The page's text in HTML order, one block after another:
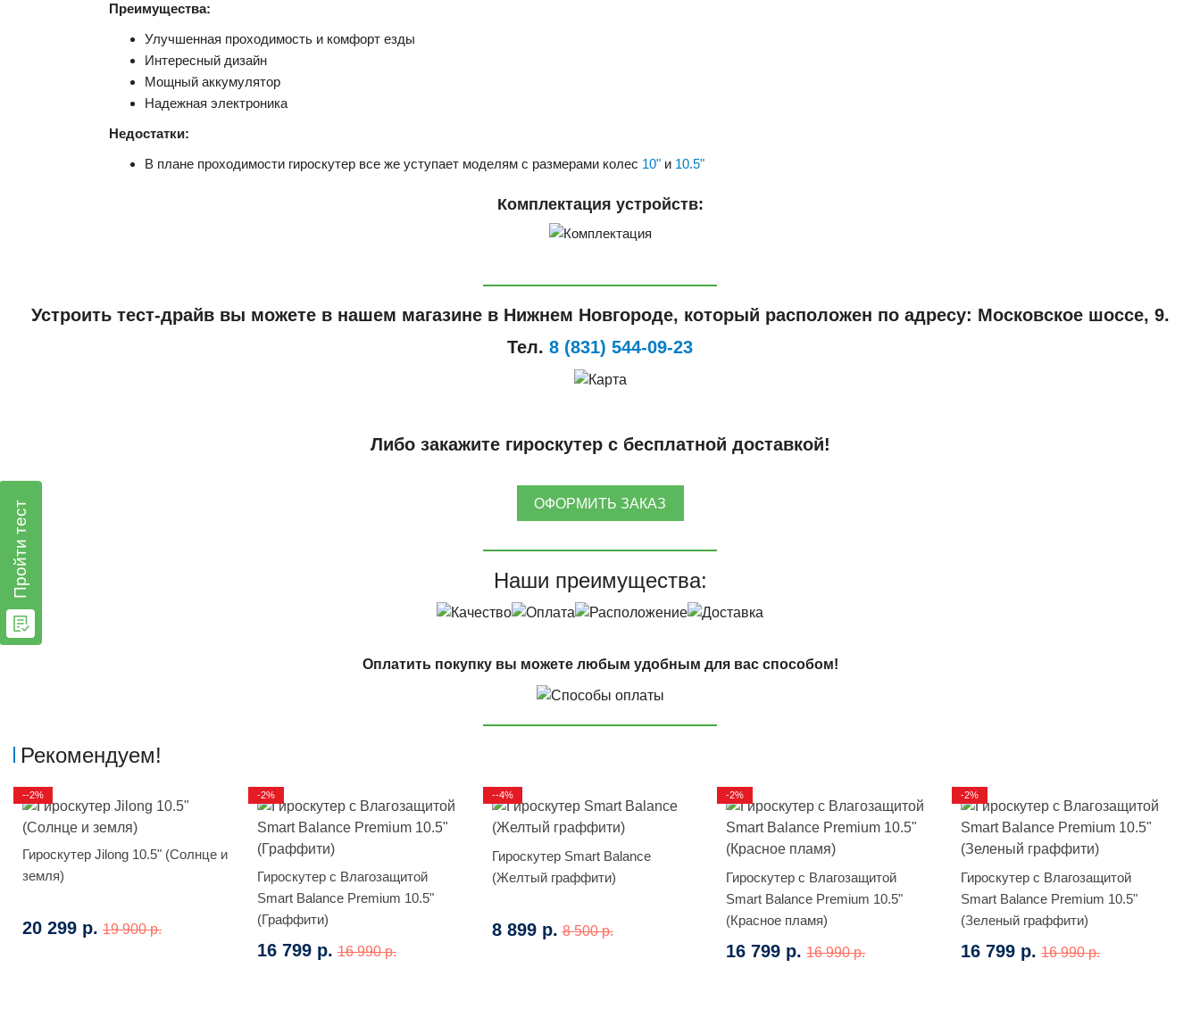
Преимущества:
Улучшенная проходимость и комфорт езды
Интересный дизайн
Мощный аккумулятор
Надежная электроника
Недостатки:
В плане проходимости гироскутер все же уступает моделям с размерами колес 10" и 10.5"
Комплектация устройств:
Устроить тест-драйв вы можете в нашем магазине в Нижнем Новгороде, который расположен по адресу: Московское шоссе, 9.
Тел. 8 (831) 544-09-23
Либо закажите гироскутер с бесплатной доставкой!
ОФОРМИТЬ ЗАКАЗ
Наши преимущества:
Оплатить покупку вы можете любым удобным для вас способом!
Рекомендуем!
Гироскутер Jilong 10.5" (Солнце и
земля)
20 299 р. 19 900 р.
--2%
Гироскутер с Влагозащитой
Smart Balance Premium 10.5"
(Граффити)
16 799 р. 16 990 р.
-2%
Гироскутер Smart Balance
(Желтый граффити)
8 899 р. 8 500 р.
--4%
Гироскутер с Влагозащитой
Smart Balance Premium 10.5"
(Красное пламя)
16 799 р. 16 990 р.
-2%
Гироскутер с Влагозащитой
Smart Balance Premium 10.5"
(Зеленый граффити)
16 799 р. 16 990 р.
-2%
Пройти тест